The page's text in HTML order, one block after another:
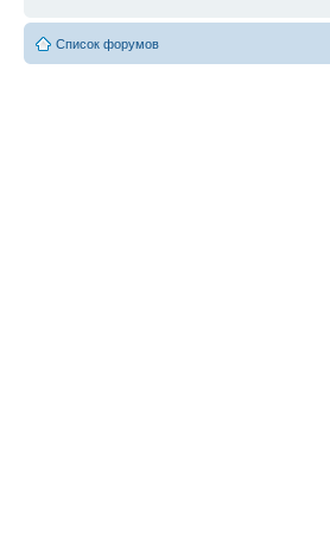
Список форумов